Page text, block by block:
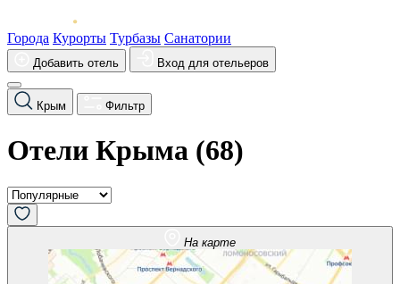
Города Курорты Турбазы Санатории
Добавить отель Вход для отельеров
Крым Фильтр
Отели Крыма (68)
На карте